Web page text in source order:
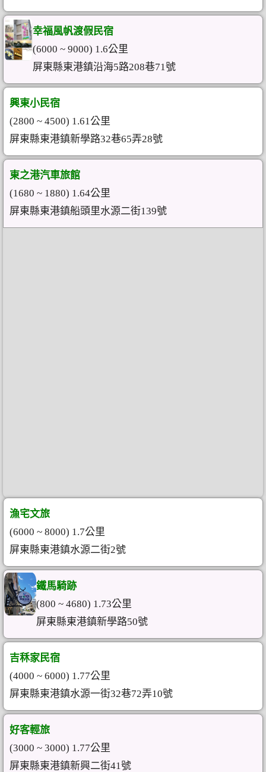
幸福風帆渡假民宿
(6000 ~ 9000) 1.6公里
屏東縣東港鎮沿海5路208巷71號
興東小民宿
(2800 ~ 4500) 1.61公里
屏東縣東港鎮新學路32巷65弄28號
東之港汽車旅館
(1680 ~ 1880) 1.64公里
屏東縣東港鎮船頭里水源二街139號
漁宅文旅
(6000 ~ 8000) 1.7公里
屏東縣東港鎮水源二街2號
鐵馬騎跡
(800 ~ 4680) 1.73公里
屏東縣東港鎮新學路50號
吉秝家民宿
(4000 ~ 6000) 1.77公里
屏東縣東港鎮水源一街32巷72弄10號
好客輕旅
(3000 ~ 3000) 1.77公里
屏東縣東港鎮新興二街41號